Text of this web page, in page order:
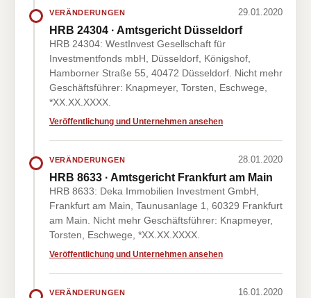
VERÄNDERUNGEN 29.01.2020
HRB 24304 · Amtsgericht Düsseldorf
HRB 24304: WestInvest Gesellschaft für
Investmentfonds mbH, Düsseldorf, Königshof,
Hamborner Straße 55, 40472 Düsseldorf. Nicht mehr
Geschäftsführer: Knapmeyer, Torsten, Eschwege,
*XX.XX.XXXX.
Veröffentlichung und Unternehmen ansehen
VERÄNDERUNGEN 28.01.2020
HRB 8633 · Amtsgericht Frankfurt am Main
HRB 8633: Deka Immobilien Investment GmbH,
Frankfurt am Main, Taunusanlage 1, 60329 Frankfurt
am Main. Nicht mehr Geschäftsführer: Knapmeyer,
Torsten, Eschwege, *XX.XX.XXXX.
Veröffentlichung und Unternehmen ansehen
VERÄNDERUNGEN 16.01.2020